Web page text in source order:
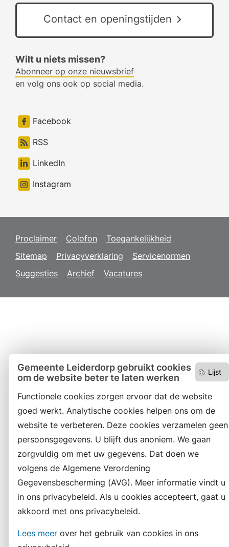
Lijst
Gemeente Leiderdorp gebruikt cookies
om de website beter te laten werken
Functionele cookies zorgen ervoor dat de website
goed werkt. Analytische cookies helpen ons om de
website te verbeteren. Deze cookies verzamelen geen
persoonsgegevens. U blijft dus anoniem. We gaan
zorgvuldig om met uw gegevens. Dat doen we
volgens de Algemene Verordening
Gegevensbescherming (AVG). Meer informatie vindt u
in ons privacybeleid. Als u cookies accepteert, gaat u
akkoord met ons privacybeleid.
Lees meer over het gebruik van cookies in ons
Contact en openingstijden
Wilt u niets missen?
Abonneer op onze nieuwsbrief
en volg ons ook op social media.
Facebook
RSS
LinkedIn
Instagram
Proclaimer Colofon
Toegankelijkheid
Sitemap
Privacyverklaring
Servicenormen
Suggesties
Archief Vacatures